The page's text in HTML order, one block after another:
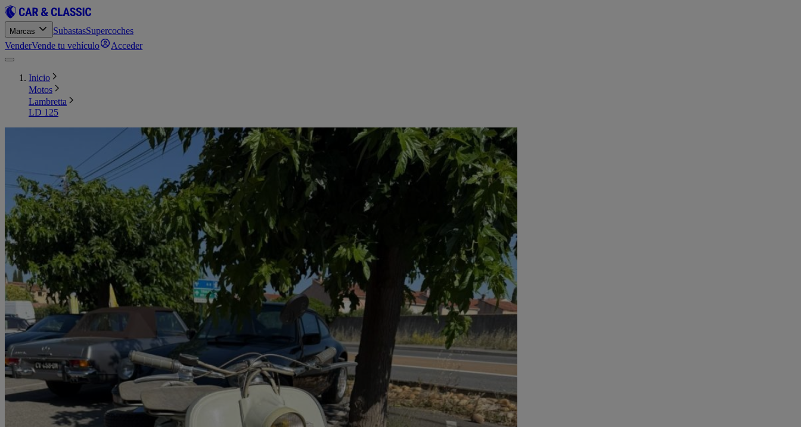
Marcas SubastasSupercoches
VenderVende tu vehículo Acceder
Inicio
Motos
Lambretta
LD 125